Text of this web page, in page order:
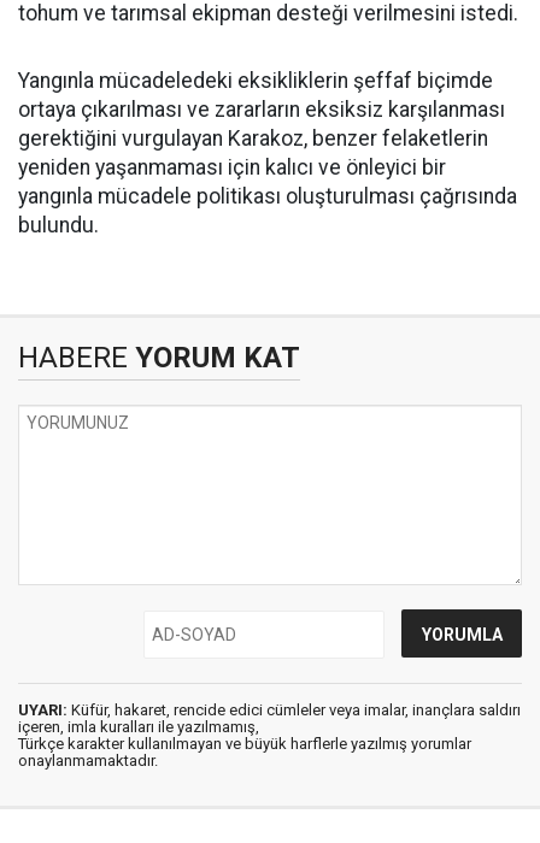
tohum ve tarımsal ekipman desteği verilmesini istedi.
Yangınla mücadeledeki eksikliklerin şeffaf biçimde
ortaya çıkarılması ve zararların eksiksiz karşılanması
gerektiğini vurgulayan Karakoz, benzer felaketlerin
yeniden yaşanmaması için kalıcı ve önleyici bir
yangınla mücadele politikası oluşturulması çağrısında
bulundu.
HABERE YORUM KAT
UYARI: Küfür, hakaret, rencide edici cümleler veya imalar, inançlara saldırı
içeren, imla kuralları ile yazılmamış,
Türkçe karakter kullanılmayan ve büyük harflerle yazılmış yorumlar
onaylanmamaktadır.